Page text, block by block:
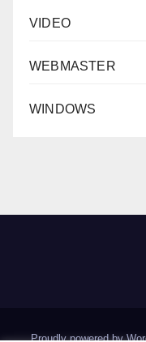
VIDEO
WEBMASTER
WINDOWS
Proudly powered by